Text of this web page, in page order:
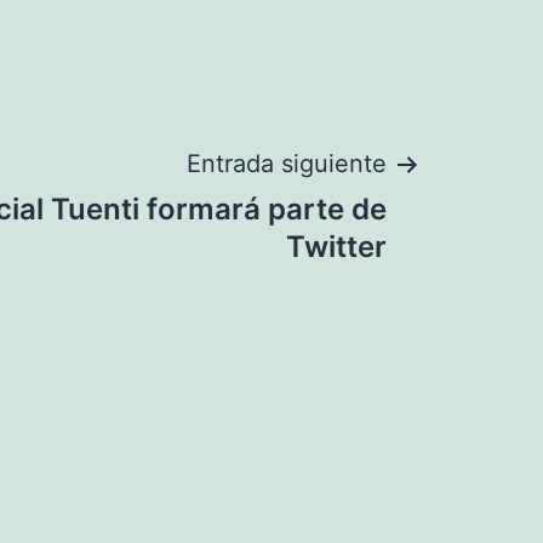
Entrada siguiente
Tuenti formará parte de
Twitter